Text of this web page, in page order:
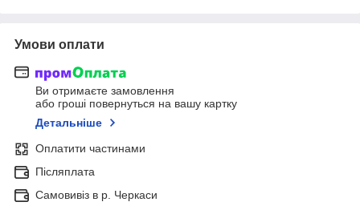
Умови оплати
Ви отримаєте замовлення
або гроші повернуться на вашу картку
Детальніше
Оплатити частинами
Післяплата
Самовивіз в р. Черкаси